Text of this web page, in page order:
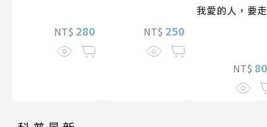
NT$ 280 NT$ 250
我愛的人，要走
NT$